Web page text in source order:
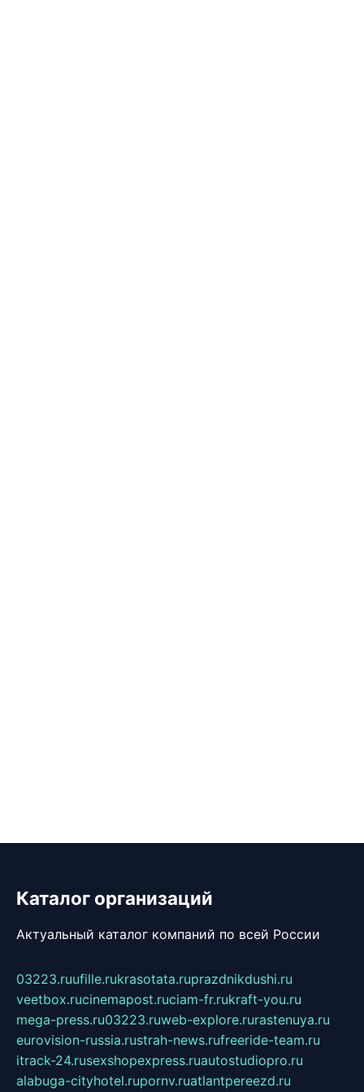
Каталог организаций
Актуальный каталог компаний по всей России
03223.ruufille.rukrasotata.ruprazdnikdushi.ru
veetbox.rucinemapost.ruciam-fr.rukraft-you.ru
mega-press.ru03223.ruweb-explore.rurastenuya.ru
eurovision-russia.rustrah-news.rufreeride-team.ru
itrack-24.rusexshopexpress.ruautostudiopro.ru
alabuga-cityhotel.rupornv.ruatlantpereezd.ru